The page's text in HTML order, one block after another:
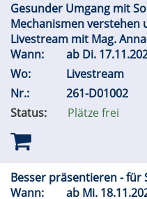
Gesunder Umgang mit
Mechanismen verstehen
Livestream mit Mag.
Wann:
ab Di.
Wo:
Livestream
Nr.:
261-D01002
Status:
Plätze frei
Besser präsentieren - für
Wann:
ab Mi.